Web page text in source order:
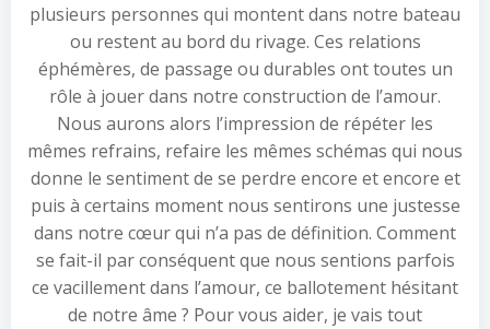
plusieurs personnes qui montent dans notre bateau
ou restent au bord du rivage. Ces relations
éphémères, de passage ou durables ont toutes un
rôle à jouer dans notre construction de l’amour.
Nous aurons alors l’impression de répéter les
mêmes refrains, refaire les mêmes schémas qui nous
donne le sentiment de se perdre encore et encore et
puis à certains moment nous sentirons une justesse
dans notre cœur qui n’a pas de définition. Comment
se fait-il par conséquent que nous sentions parfois
ce vacillement dans l’amour, ce ballotement hésitant
de notre âme ? Pour vous aider, je vais tout